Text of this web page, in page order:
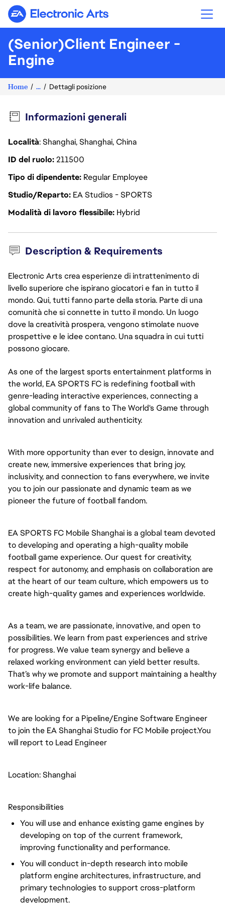
Electronic Arts
(Senior)Client Engineer -
Engine
Home ... Dettagli posizione
Informazioni generali
Località: Shanghai, Shanghai, China
ID del ruolo211500
Tipo di dipendente Regular Employee
Studio/Reparto EA Studios - SPORTS
Modalità di lavoro flessibile Hybrid
Description & Requirements
Electronic Arts crea esperienze di intrattenimento di
livello superiore che ispirano giocatori e fan in tutto il
mondo. Qui, tutti fanno parte della storia. Parte di una
comunità che si connette in tutto il mondo. Un luogo
dove la creatività prospera, vengono stimolate nuove
prospettive e le idee contano. Una squadra in cui tutti
possono giocare.
As one of the largest sports entertainment platforms in
the world, EA SPORTS FC is redefining football with
genre-leading interactive experiences, connecting a
global community of fans to The World's Game through
innovation and unrivaled authenticity.
With more opportunity than ever to design, innovate and
create new, immersive experiences that bring joy,
inclusivity, and connection to fans everywhere, we invite
you to join our passionate and dynamic team as we
pioneer the future of football fandom.
EA SPORTS FC Mobile Shanghai is a global team devoted
to developing and operating a high-quality mobile
football game experience. Our quest for creativity,
respect for autonomy, and emphasis on collaboration are
at the heart of our team culture, which empowers us to
create high-quality games and experiences worldwide.
As a team, we are passionate, innovative, and open to
possibilities. We learn from past experiences and strive
for progress. We value team synergy and believe a
relaxed working environment can yield better results.
That’s why we promote and support maintaining a healthy
work-life balance.
We are looking for a Pipeline/Engine Software Engineer
to join the EA Shanghai Studio for FC Mobile project.You
will report to Lead Engineer
Location: Shanghai
Responsibilities
You will use and enhance existing game engines by
developing on top of the current framework,
improving functionality and performance.
You will conduct in-depth research into mobile
platform engine architectures, infrastructure, and
primary technologies to support cross-platform
development.